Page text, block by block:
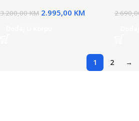
3.200,00KM 2.995,00 KM
1 2 →